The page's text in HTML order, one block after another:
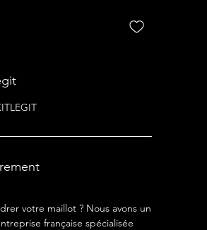
votre maillot ? Nous avons un
française spécialisée